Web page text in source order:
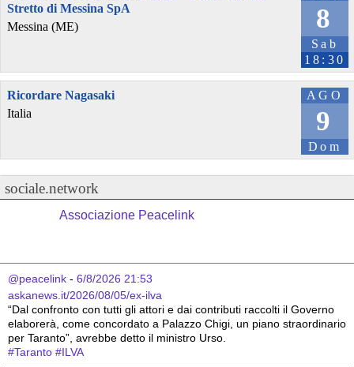
8
Sab
18:30
Stretto di Messina SpA
Messina (ME)
AGO
9
Dom
Ricordare Nagasaki
Italia
sociale.network
Associazione Peacelink
@peacelink - 6/8/2026 21:53
askanews.it/2026/08/05/ex-ilva
“Dal confronto con tutti gli attori e dai contributi raccolti il Governo
elaborerà, come concordato a Palazzo Chigi, un piano straordinario
per Taranto”, avrebbe detto il ministro Urso.
#Taranto #ILVA